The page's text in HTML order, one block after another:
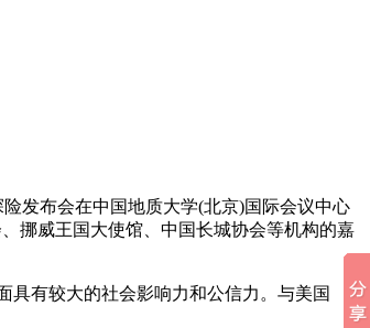
发布会在中国地质大学(北京)国际会议中心
挪威王国大使馆、中国长城协会等机构的嘉
具有较大的社会影响力和公信力。与美国